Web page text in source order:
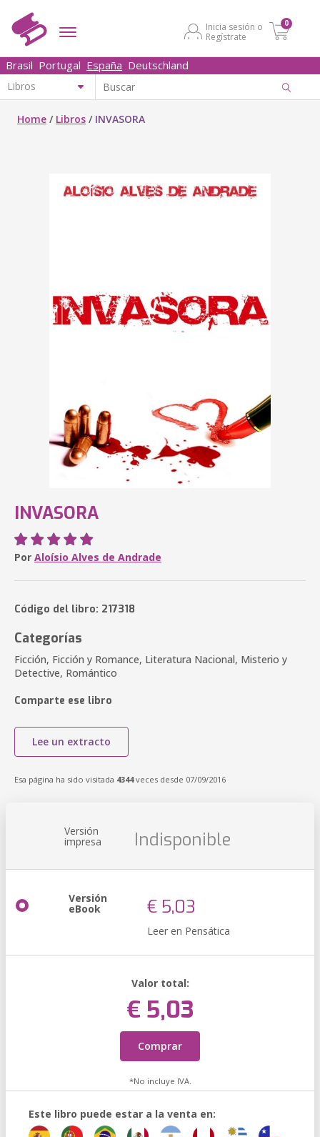
Inicia sesión o
Regístrate
0
Brasil Portugal España Deutschland
Home / Libros / INVASORA
INVASORA
Por Aloísio Alves de Andrade
Código del libro: 217318
Categorías
Ficción, Ficción y Romance, Literatura Nacional, Misterio y
Detective, Romántico
Comparte ese libro
Lee un extracto
Esa página ha sido visitada 4344veces desde 07/09/2016
Versión
impresa Indisponible
Versión
eBook € 5,03
Leer en Pensática
Valor total:
€ 5,03
Comprar
*No incluye IVA.
Este libro puede estar a la venta en: